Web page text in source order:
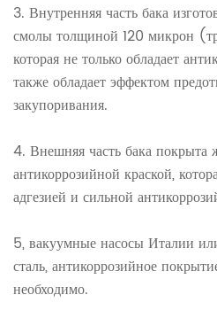
3. Внутренняя часть бака
смолы толщиной 120 микрон
которая не только обладает
также обладает эффектом
закупоривания.
4. Внешняя часть бака покрыта
антикоррозийной краской,
адгезией и сильной
5, вакуумные насосы Италии
сталь, антикоррозийное
необходимо.